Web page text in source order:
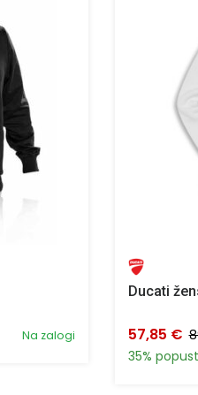
Na zalogi
Ducati
57,85 €
35%